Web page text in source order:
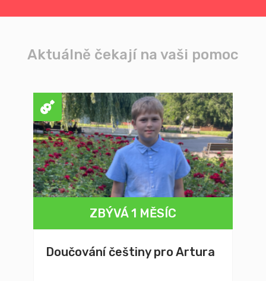
Aktuálně čekají na vaši pomoc
ZBÝVÁ 1 MĚSÍC
Doučování češtiny pro Artura